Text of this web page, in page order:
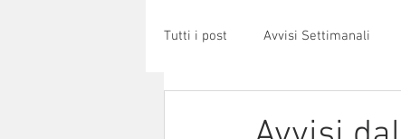
Tutti i post Avvisi Settimanali